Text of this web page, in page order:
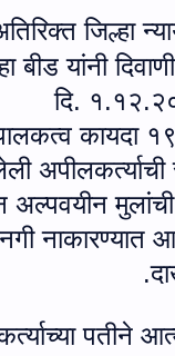
जिल्हा
बीड यांनी
दि.
कायदा
अपीलकर्त्याची
अल्पवयीन
नाकारण्यात
पतीने